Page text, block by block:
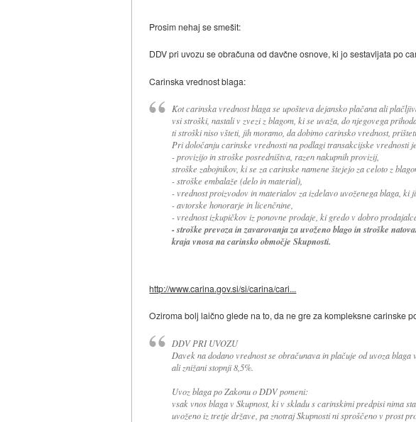
Prosim nehaj se smešit:
DDV pri uvozu se obračuna od davčne osnove, ki jo sestavljata po
Carinska vrednost blaga:
Kot carinska vrednost blaga se upošteva dejansko plačana ali
vsi stroški, nastali v zvezi z blagom, ki se uvaža, do njegovega
ti stroški niso všteti, jih moramo, da dobimo carinsko vrednost,
Pri določanju carinske vrednosti na podlagi transakcijske vrednosti
- provizijo in stroške posredništva, razen nakupnih provizij,
stroške zabojnikov, ki se za carinske namene štejejo za celoto z
- stroške embalaže (delo in material),
- vrednost proizvodov in materialov za izdelavo uvoženega blaga, ki
- avtorske honorarje in licenčnine,
- vrednost izkupičkov iz ponovne prodaje, ki gredo v dobro
- stroške prevoza in zavarovanja za uvoženo blago in stroške
kraja vnosa na carinsko območje Skupnosti.
http://www.carina.gov.si/si/carina/cari...
Oziroma bolj laično glede na to, da ne gre za kompleksne carinske
DDV PRI UVOZU
Davek na dodano vrednost se obračunava in plačuje od uvoza blaga
ali znižani stopnji 8,5%.
Uvoz blaga po Zakonu o DDV pomeni:
vsak vnos blaga v Skupnost, ki v skladu s carinskimi predpisi nima
uvoženo iz tretje države, pa znotraj Skupnosti ni sproščeno v prost